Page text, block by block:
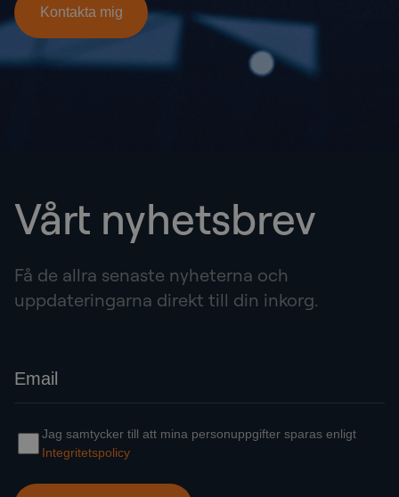
Vårt nyhetsbrev
Få de allra senaste nyheterna och
uppdateringarna direkt till din inkorg.